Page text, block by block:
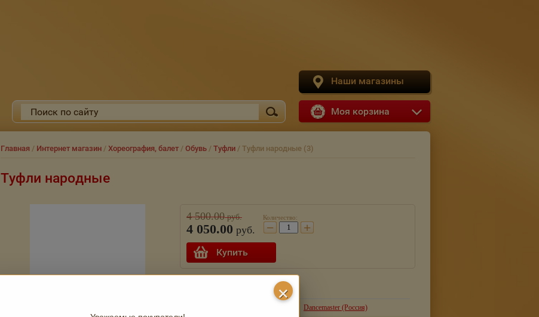
Наши магазины
Моя корзина
Главная / Интернет магазин / Хореография, балет / Обувь / Туфли / Туфли народные (3)
Туфли народные
4 500.00руб.
4 050.00 руб.
Количество:
− +
Купить
Dancemaster (Россия)